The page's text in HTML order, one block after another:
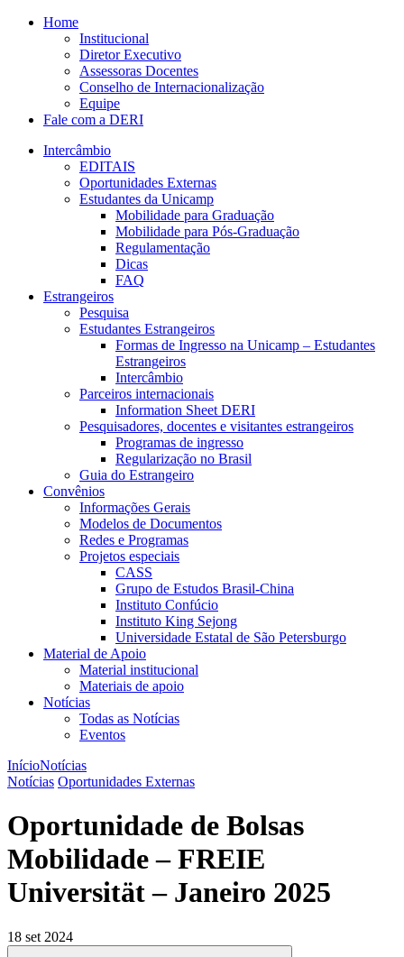
Home
Institucional
Diretor Executivo
Assessoras Docentes
Conselho de Internacionalização
Equipe
Fale com a DERI
Intercâmbio
EDITAIS
Oportunidades Externas
Estudantes da Unicamp
Mobilidade para Graduação
Mobilidade para Pós-Graduação
Regulamentação
Dicas
FAQ
Estrangeiros
Pesquisa
Estudantes Estrangeiros
Formas de Ingresso na Unicamp – Estudantes
Estrangeiros
Intercâmbio
Parceiros internacionais
Information Sheet DERI
Pesquisadores, docentes e visitantes estrangeiros
Programas de ingresso
Regularização no Brasil
Guia do Estrangeiro
Convênios
Informações Gerais
Modelos de Documentos
Redes e Programas
Projetos especiais
CASS
Grupo de Estudos Brasil-China
Instituto Confúcio
Instituto King Sejong
Universidade Estatal de São Petersburgo
Material de Apoio
Material institucional
Materiais de apoio
Notícias
Todas as Notícias
Eventos
InícioNotícias
Notícias Oportunidades Externas
Oportunidade de Bolsas
Mobilidade – FREIE
Universität – Janeiro 2025
18 set 2024